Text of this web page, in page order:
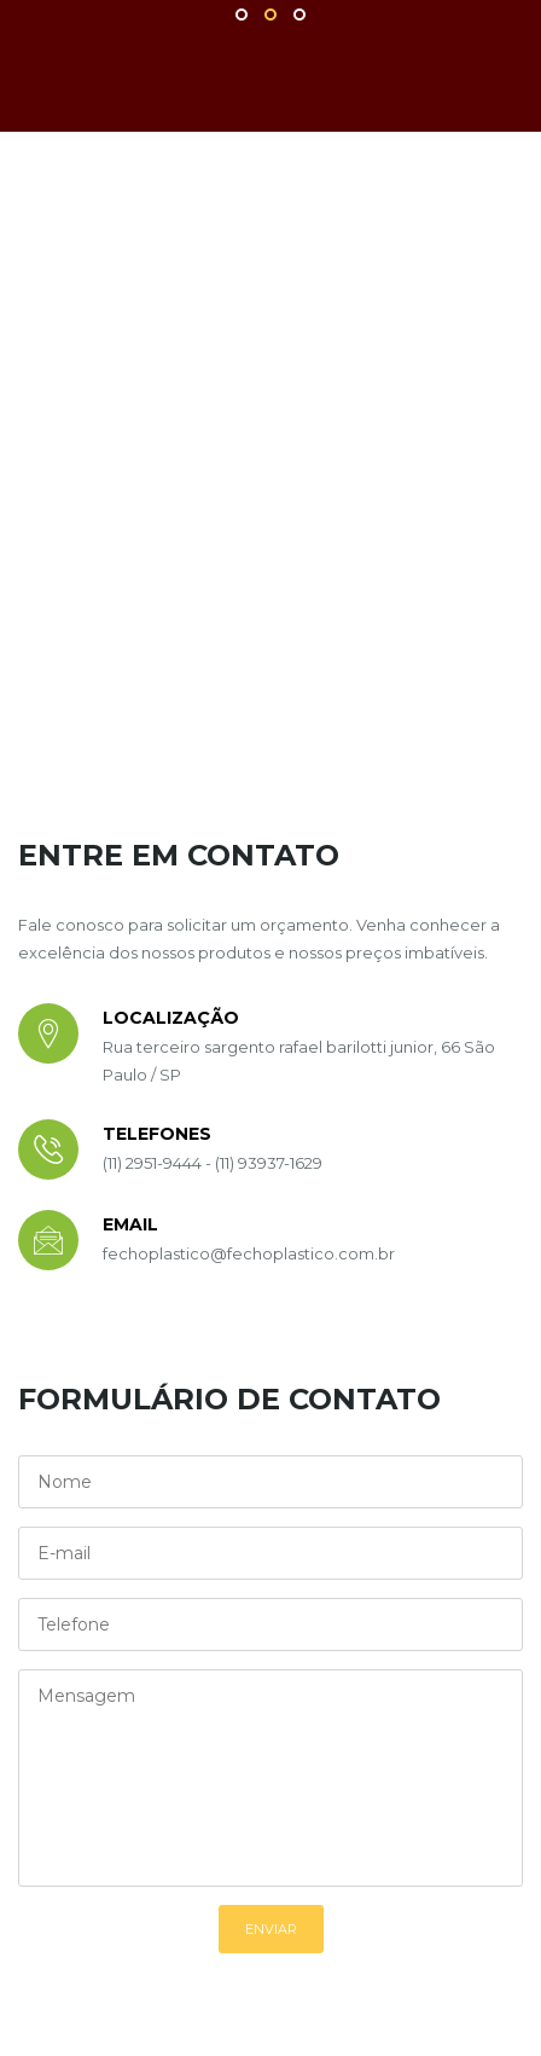
ENTRE EM CONTATO
Fale conosco para solicitar um orçamento. Venha conhecer a
excelência dos nossos produtos e nossos preços imbatíveis.
LOCALIZAÇÃO
Rua terceiro sargento rafael barilotti junior, 66 São
Paulo / SP
TELEFONES
(11) 2951-9444 - (11) 93937-1629
EMAIL
fechoplastico@fechoplastico.com.br
FORMULÁRIO DE CONTATO